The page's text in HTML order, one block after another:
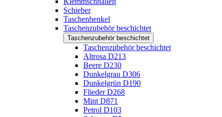
Schieber
Taschenhenkel
Taschenzubehör beschichtet
Taschenzubehör beschichtet
Taschenzubehör beschichtet
Altrosa D213
Beere D230
Dunkelgrau D306
Dunkelgrün D190
Flieder D268
Mint D871
Petrol D103